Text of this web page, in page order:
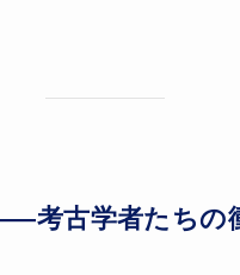
考古学者たちの